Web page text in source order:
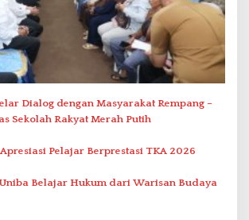
Dialog dengan Masyarakat Rempang –
Sekolah Rakyat Merah Putih
Pelajar Berprestasi TKA 2026
Belajar Hukum dari Warisan Budaya